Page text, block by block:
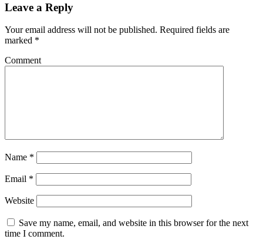
Leave a Reply
Your email address will not be published. Required fields are
marked *
Comment
Name *
Email *
Website
Save my name, email, and website in this browser for the next
time I comment.